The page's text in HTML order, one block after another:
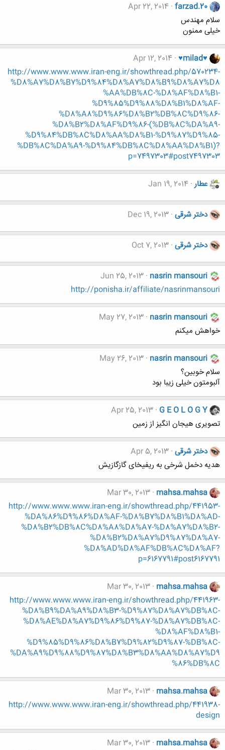
farzad.20
Apr 22, 2014
سلام مهندس
خیلی ممنون
♥milad♥
Apr 12, 2014
http://www.www.www.iran-eng.ir/showthread.php/570234-
%D8%A7%D8%B7%D9%84%D8%A7%D8%B9%D8%A7%D8
%AA%DB%8C-%D8%AF%D8%B1-
%D9%85%D9%88%D8%B1%D8%AF-
%D8%A8%D9%86%D8%B2%DB%8C%D9%86-
%D8%B2%D8%AF%D9%86-(%DB%8C%DA%A9-
%D9%84%DB%8C%D8%AA%D8%B1-%D9%87%D9%85-
%DB%8C%DA%A9-%D9%84%DB%8C%D8%AA%D8%B1)?
p=7497303#post7497303
عطار Jan 19, 2014
دختر شرقی Dec 19, 2013
دختر شرقی Oct 7, 2013
nasrin mansouri
Jun 25, 2013
http://ponisha.ir/affiliate/nasrinmansouri
nasrin mansouri
May 27, 2013
خواهش میکنم
nasrin mansouri
May 26, 2013
سلام خوبین؟
آلبومتون خیلی زیبا بود
G E O L O G Y
Apr 25, 2013
تصویری هیجان انگیز از زمین
دختر شرقی Apr 5, 2013
هدیه دخمل شرخی به ریفیخای گازگازیش
mahsa.mahsa
Mar 30, 2013
http://www.www.www.iran-eng.ir/showthread.php/441953-
%DA%86%D9%86%D8%AF-%D8%B7%D8%B1%D8%AD-
%D8%B2%DB%8C%D8%A8%D8%A7-%D8%A7%D8%B2-
%D8%B2%D8%A7%D9%87%D8%A7-
%D8%AD%D8%AF%DB%8C%D8%AF?
p=6167791#post6167791
mahsa.mahsa
Mar 30, 2013
http://www.www.www.iran-eng.ir/showthread.php/441963-
%D8%B9%DA%A9%D8%B3-%D9%87%D8%A7%DB%8C-
%D8%AE%D8%A7%D9%86%D9%87-%D8%A7%DB%8C-
%D8%AF%D8%B1-
%D9%85%D9%86%D8%B7%D9%82%D9%87-%DB%8C-
%DA%A9%D9%88%D9%87%D8%B3%D8%AA%D8%A7%D9
%86%DB%8C
mahsa.mahsa
Mar 30, 2013
http://www.www.www.iran-eng.ir/showthread.php/441938-
design
mahsa.mahsa
Mar 30, 2013